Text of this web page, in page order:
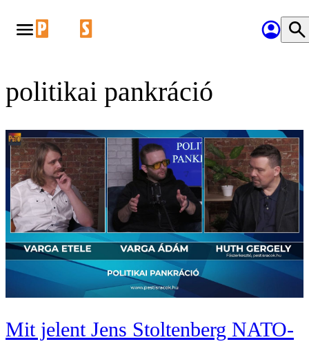
politikai pankráció
Mit jelent Jens Stoltenberg NATO-